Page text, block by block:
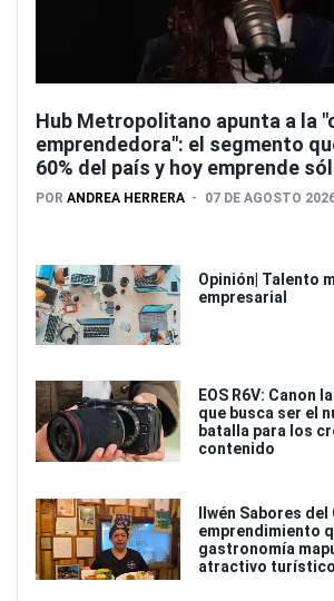
Hub Metropolitano apunta a la
emprendedora": el segmento
60% del país y hoy emprende
POR ANDREA HERRERA 07 DE AGOSTO
Opinión| Talento
empresarial
EOS R6V: Canon
que busca ser el
batalla para los
contenido
Ilwén Sabores del
emprendimiento
gastronomía
atractivo